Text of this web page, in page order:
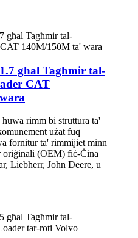
għal Tagħmir tal-
CAT
rimm bi struttura ta'
użat fuq
fornitur ta' rimmijiet minn
oriġinali (OEM) fiċ-Ċina
Liebherr, John Deere, u